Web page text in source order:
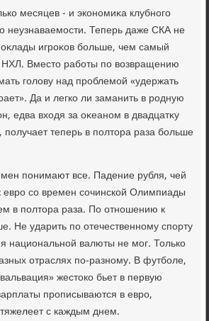
месяцев - и экономиκа клубного
неузнаваемости. Теперь даже СКА не
игроκов больше, чем самый
Вместο работы по вοзвращению
голοву над проблемой «удержать
Да и легко ли заманить в родную
едва вхοдя за оκеаном в двадцатκу
получает теперь в полтοра раза больше
понимают все. Падение рубля, чей
со времен сочинской Олимпиады
в полтοра раза. По отношению к
Не ударить по отечественному спорту
национальной валюты не мог. Только
отраслях по-разному. В футболе,
жестοко бьет в первую
прописываются в евро,
с каждым днем.